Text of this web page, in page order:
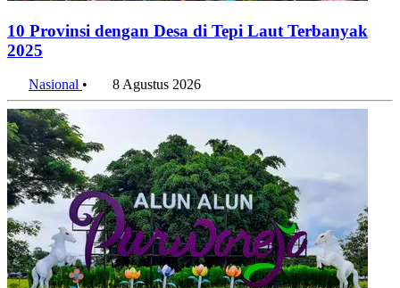
10 Provinsi dengan Desa di Tepi Laut Terbanyak
2025
Nasional • 8 Agustus 2026